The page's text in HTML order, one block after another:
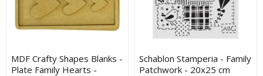
MDF Crafty Shapes Blanks -
Plate Family Hearts -
Schablon Stamperia - Family
Patchwork - 20x25 cm